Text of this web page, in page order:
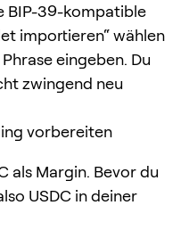
BIP-39-kompatible
importieren“ wählen
eingeben. Du
zwingend neu
vorbereiten
als Margin. Bevor du
USDC in deiner